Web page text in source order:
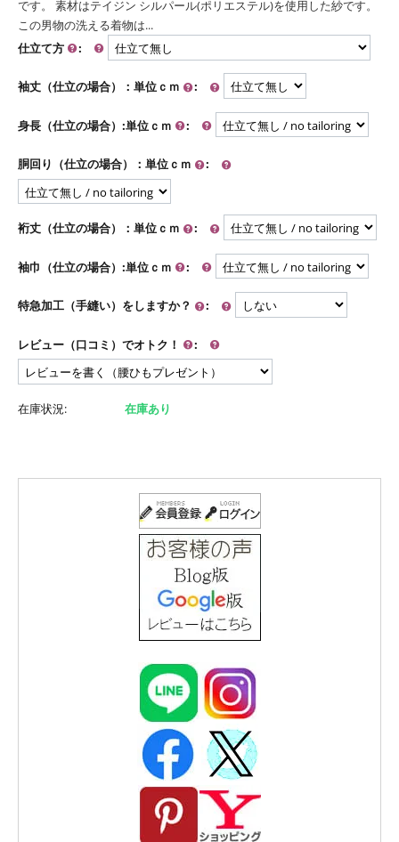
です。 素材はテイジン シルパール(ポリエステル)を使用した紗です。
この男物の洗える着物は...
仕立て方
:
袖丈（仕立の場合）：単位ｃｍ :
身長（仕立の場合）:単位ｃｍ :
胴回り（仕立の場合）：単位ｃｍ :
裄丈（仕立の場合）：単位ｃｍ :
袖巾（仕立の場合）:単位ｃｍ :
特急加工（手縫い）をしますか？ :
レビュー（口コミ）でオトク！ :
在庫状況: 在庫あり